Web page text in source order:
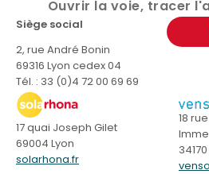
Ouvrir la voie, tracer
Siège social
2, rue André Bonin
69316 Lyon cedex 04
Tél. : 33 (0)4 72 00 69 69
17 quai Joseph Gilet
69004 Lyon
solarhona.fr
18